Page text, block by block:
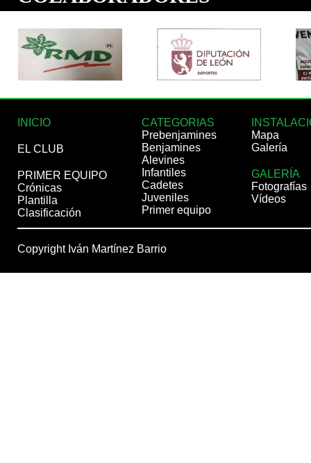
INICIO
EL CLUB
PRIMER EQUIPO
Crónicas
Plantilla
Clasificación
CATEGORIAS
Prebenjamines
Benjamines
Alevines
Infantiles
Cadetes
Juveniles
Primer equipo
Mapa
Galería
GALERÍA
Fotografías
Vídeos
Copyright Iván Martínez Barrio